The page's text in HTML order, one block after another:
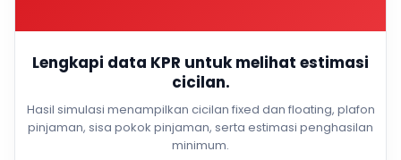
Lengkapi data KPR untuk melihat estimasi
cicilan.
Hasil simulasi menampilkan cicilan fixed dan floating, plafon
pinjaman, sisa pokok pinjaman, serta estimasi penghasilan
minimum.